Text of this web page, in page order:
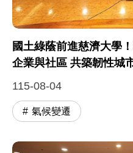
國土綠蔭前進慈濟大學
企業與社區 共築韌性城
115-08-04
氣候變遷